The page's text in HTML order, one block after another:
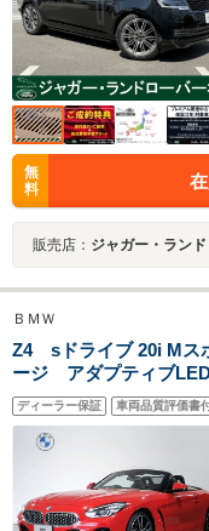
無
料
販売店： ジャガー・ラン
ＢＭＷ
Z4 sドライブ 20i Mス
ージ アダプティブ
ィスプレイ Mポーツ
インチアルミ シート
メラ コンフォートア
ディーラー保証 車両品質評価書